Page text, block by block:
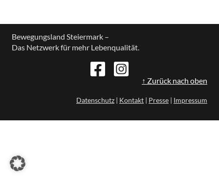
Bewegungsland Steiermark –
Das Netzwerk für mehr Lebenqualität.
↑ Zurück nach oben
Datenschutz | Kontakt | Presse | Impressum